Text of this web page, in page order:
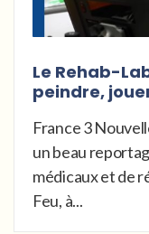
Le Rehab-
peindre,
France 3
un beau
médicaux et de
Feu, à...